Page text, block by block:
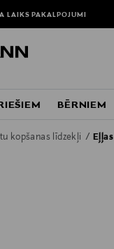
LAIKSPAKALPOJUMI
BĒRNIEM
kopšanas līdzekļi Eļļas